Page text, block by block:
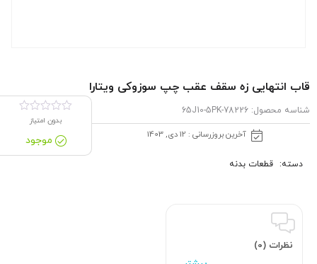
قاب انتهایی زه سقف عقب چپ سوزوکی ویتارا
شناسه محصول: 78226-65J10-5PK
آخرین بروزرسانی : 12 دی, 1403
بدون امتیاز
موجود
دسته: قطعات بدنه
نظرات (0)